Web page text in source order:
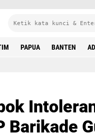
PAPUA BANTEN
Barikade